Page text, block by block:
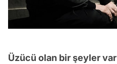
Üzücü olan bir şeyler